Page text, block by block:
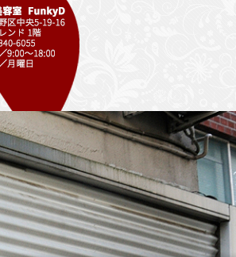
スタッフ紹介